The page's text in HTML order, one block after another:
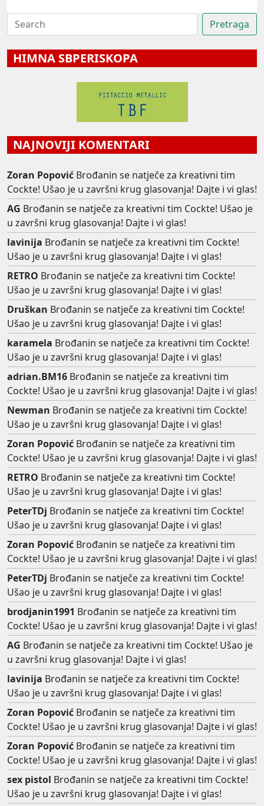
HIMNA SBPERISKOPA
NAJNOVIJI KOMENTARI
Zoran Popović Brođanin se natječe za kreativni tim
Cockte! Ušao je u završni krug glasovanja! Dajte i vi glas!
AG Brođanin se natječe za kreativni tim Cockte! Ušao je
u završni krug glasovanja! Dajte i vi glas!
lavinija Brođanin se natječe za kreativni tim Cockte!
Ušao je u završni krug glasovanja! Dajte i vi glas!
RETRO Brođanin se natječe za kreativni tim Cockte!
Ušao je u završni krug glasovanja! Dajte i vi glas!
Druškan Brođanin se natječe za kreativni tim Cockte!
Ušao je u završni krug glasovanja! Dajte i vi glas!
karamela Brođanin se natječe za kreativni tim Cockte!
Ušao je u završni krug glasovanja! Dajte i vi glas!
adrian.BM16 Brođanin se natječe za kreativni tim
Cockte! Ušao je u završni krug glasovanja! Dajte i vi glas!
Newman Brođanin se natječe za kreativni tim Cockte!
Ušao je u završni krug glasovanja! Dajte i vi glas!
Zoran Popović Brođanin se natječe za kreativni tim
Cockte! Ušao je u završni krug glasovanja! Dajte i vi glas!
RETRO Brođanin se natječe za kreativni tim Cockte!
Ušao je u završni krug glasovanja! Dajte i vi glas!
PeterTDj Brođanin se natječe za kreativni tim Cockte!
Ušao je u završni krug glasovanja! Dajte i vi glas!
Zoran Popović Brođanin se natječe za kreativni tim
Cockte! Ušao je u završni krug glasovanja! Dajte i vi glas!
PeterTDj Brođanin se natječe za kreativni tim Cockte!
Ušao je u završni krug glasovanja! Dajte i vi glas!
brodjanin1991 Brođanin se natječe za kreativni tim
Cockte! Ušao je u završni krug glasovanja! Dajte i vi glas!
AG Brođanin se natječe za kreativni tim Cockte! Ušao je
u završni krug glasovanja! Dajte i vi glas!
lavinija Brođanin se natječe za kreativni tim Cockte!
Ušao je u završni krug glasovanja! Dajte i vi glas!
Zoran Popović Brođanin se natječe za kreativni tim
Cockte! Ušao je u završni krug glasovanja! Dajte i vi glas!
Zoran Popović Brođanin se natječe za kreativni tim
Cockte! Ušao je u završni krug glasovanja! Dajte i vi glas!
sex pistol Brođanin se natječe za kreativni tim Cockte!
Ušao je u završni krug glasovanja! Dajte i vi glas!